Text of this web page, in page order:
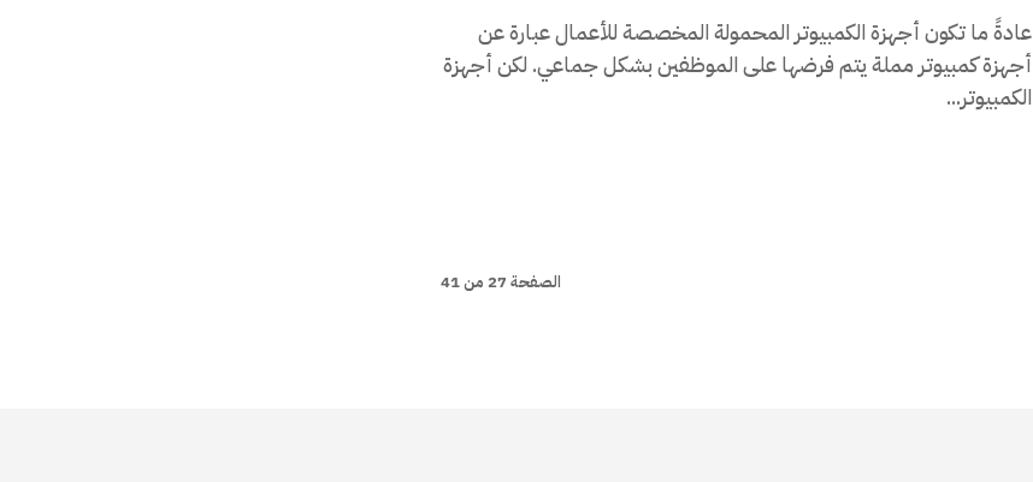
عادةً ما تكون أجهزة الكمبيوتر المحمولة المخصصة للأعمال عبارة عن
أجهزة كمبيوتر مملة يتم فرضها على الموظفين بشكل جماعي. لكن أجهزة
الكمبيوتر...
الصفحة 27 من 41